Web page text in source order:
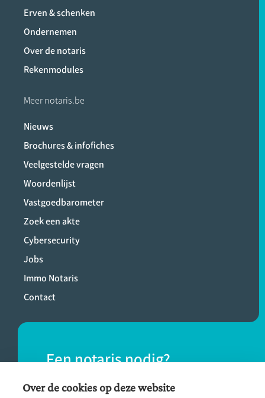
Erven & schenken
Ondernemen
Over de notaris
Rekenmodules
Meer notaris.be
Nieuws
Brochures & infofiches
Veelgestelde vragen
Woordenlijst
Vastgoedbarometer
Zoek een akte
Cybersecurity
Jobs
Immo Notaris
Contact
Een notaris nodig?
Vind eenvoudig een notaris bij jou in de
Over de cookies op deze website